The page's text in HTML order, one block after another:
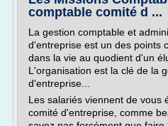
comptable comité d ...
La gestion comptable et
d'entreprise est un des points
dans la vie au quodient d'un
L'organisation est la clé de la
d'entreprise...
Les salariés viennent de vous
comité d'entreprise, comme